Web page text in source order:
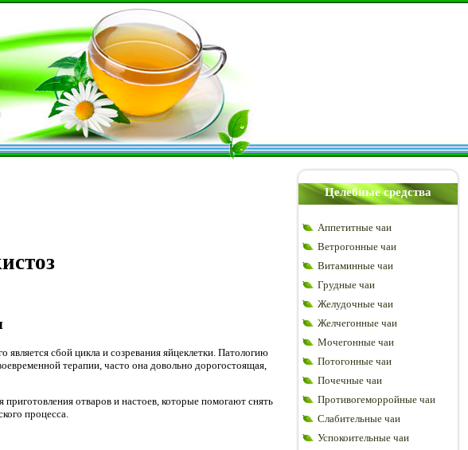
сбой цикла и созревания яйцеклетки. Патологию
терапии, часто она довольно дорогостоящая,
отваров и настоев, которые помогают снять
процесса.
Целебные средства
Аппетитные чаи
Ветрогонные чаи
Витаминные чаи
Грудные чаи
Желудочные чаи
Желчегонные чаи
Мочегонные чаи
Потогонные чаи
Почечные чаи
Противогеморройные чаи
Слабительные чаи
Успокоительные чаи